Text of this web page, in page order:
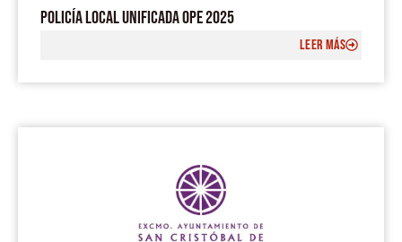
POLICÍA LOCAL UNIFICADA OPE 2025
LEER MÁS